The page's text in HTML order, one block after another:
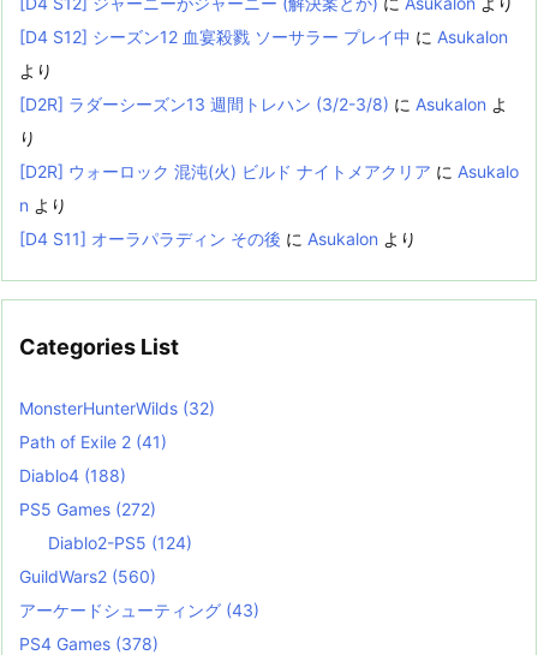
[D4 S12] シーズン12 血宴殺戮 ソーサラー プレイ中 に Asukalon
より
[D2R] ラダーシーズン13 週間トレハン (3/2-3/8) に Asukalon よ
り
[D2R] ウォーロック 混沌(火) ビルド ナイトメアクリア に Asukalo
n より
[D4 S11] オーラパラディン その後 に Asukalon より
Categories List
MonsterHunterWilds (32)
Path of Exile 2 (41)
Diablo4 (188)
PS5 Games (272)
Diablo2-PS5 (124)
GuildWars2 (560)
アーケードシューティング (43)
PS4 Games (378)